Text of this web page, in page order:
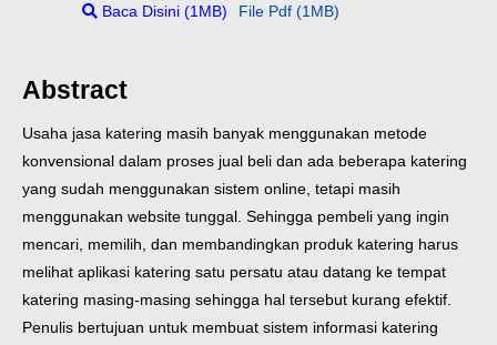
Baca Disini (1MB)
File Pdf (1MB)
Abstract
Usaha jasa katering masih banyak menggunakan metode
konvensional dalam proses jual beli dan ada beberapa katering
yang sudah menggunakan sistem online, tetapi masih
menggunakan website tunggal. Sehingga pembeli yang ingin
mencari, memilih, dan membandingkan produk katering harus
melihat aplikasi katering satu persatu atau datang ke tempat
katering masing-masing sehingga hal tersebut kurang efektif.
Penulis bertujuan untuk membuat sistem informasi katering